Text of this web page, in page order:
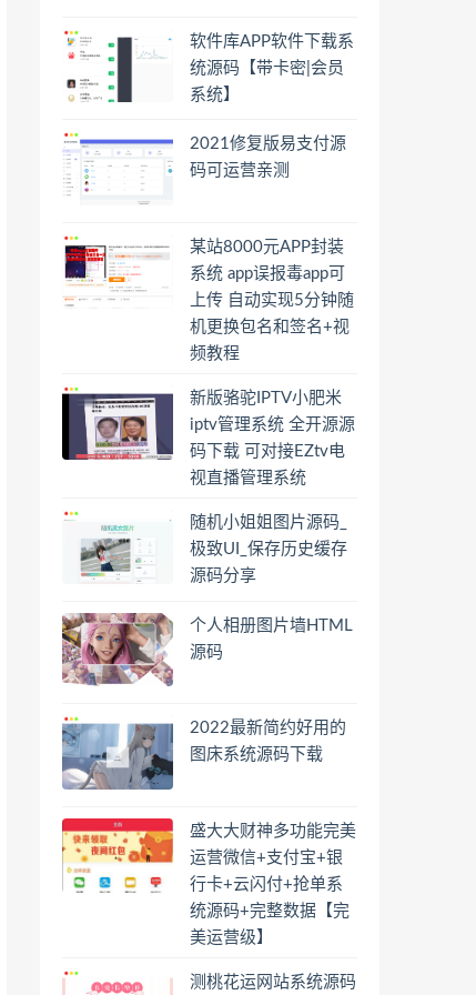
软件库APP软件下载系
统源码【带卡密|会员
系统】
2021修复版易支付源
码可运营亲测
某站8000元APP封装
系统 app误报毒app可
上传 自动实现5分钟随
机更换包名和签名+视
频教程
新版骆驼IPTV小肥米
iptv管理系统 全开源源
码下载 可对接EZtv电
视直播管理系统
随机小姐姐图片源码_
极致UI_保存历史缓存
源码分享
个人相册图片墙HTML
源码
2022最新简约好用的
图床系统源码下载
盛大大财神多功能完美
运营微信+支付宝+银
行卡+云闪付+抢单系
统源码+完整数据【完
美运营级】
测桃花运网站系统源码